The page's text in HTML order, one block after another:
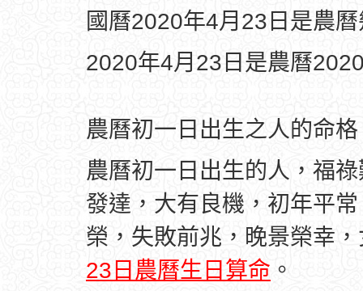
國曆2020年4月23日是農
2020年4月23日是農曆
農曆初一日出生之人的命
農曆初一日出生的人，福
發達，大有良機，初年平
榮，失敗前兆，晚景榮幸
23日農曆生日算命 。